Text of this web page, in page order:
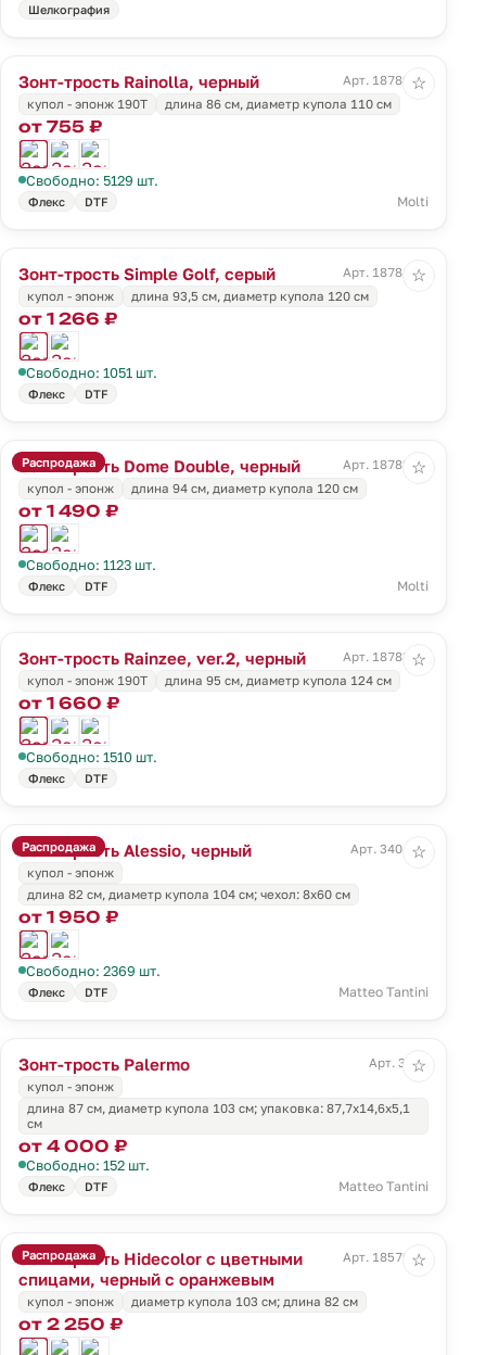
Шелкография
Зонт-трость Rainolla, черный
Арт. 18780.30
купол - эпонж 190T
длина 86 см, диаметр купола 110 см
от 755 ₽
Свободно: 5129 шт.
Флекс DTF Molti
☆
Зонт-трость Simple Golf, серый
Арт. 18781.11
купол - эпонж
длина 93,5 см, диаметр купола 120 см
от 1 266 ₽
Свободно: 1051 шт.
Флекс DTF
☆
Распродажа
Зонт-трость Dome Double, черный
Арт. 18782.30
купол - эпонж
длина 94 см, диаметр купола 120 см
от 1 490 ₽
Свободно: 1123 шт.
Флекс DTF Molti
☆
Зонт-трость Rainzee, ver.2, черный
Арт. 18783.32
купол - эпонж 190T
длина 95 см, диаметр купола 124 см
от 1 660 ₽
Свободно: 1510 шт.
Флекс DTF
☆
Распродажа
Зонт-трость Alessio, черный
Арт. 3404.30
купол - эпонж
длина 82 см, диаметр купола 104 см; чехол: 8х60 см
от 1 950 ₽
Свободно: 2369 шт.
Флекс DTF Matteo Tantini
☆
Зонт-трость Palermo
Арт. 3709
купол - эпонж
длина 87 см, диаметр купола 103 см; упаковка: 87,7x14,6x5,1
см
от 4 000 ₽
Свободно: 152 шт.
Флекс DTF Matteo Tantini
☆
Распродажа
Зонт-трость Hidecolor с цветными
спицами, черный с оранжевым
Арт. 18579.20
купол - эпонж диаметр купола 103 см; длина 82 см
от 2 250 ₽
☆